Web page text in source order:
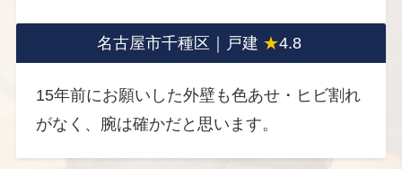
名古屋市千種区｜戸建 ★4.8
15年前にお願いした外壁も色あせ・ヒビ割れ
がなく、腕は確かだと思います。